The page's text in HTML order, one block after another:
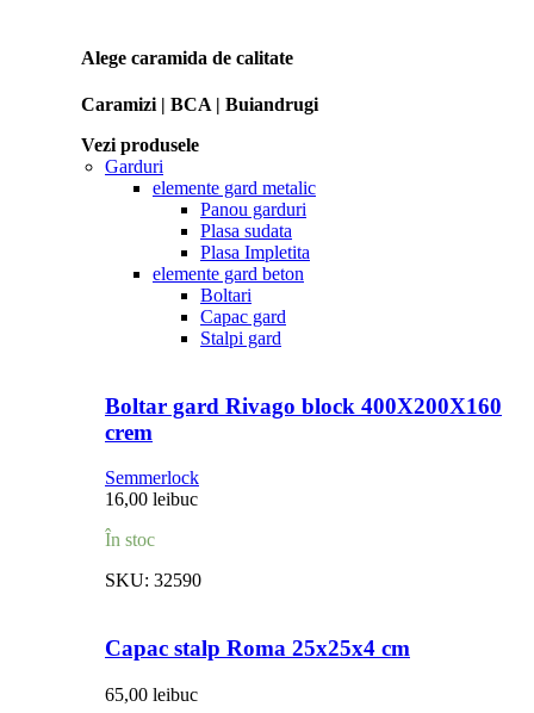
Alege caramida de calitate
Caramizi | BCA | Buiandrugi
Vezi produsele
Garduri
elemente gard metalic
Panou garduri
Plasa sudata
Plasa Impletita
elemente gard beton
Boltari
Capac gard
Stalpi gard
Boltar gard Rivago block 400X200X160
crem
Semmerlock
16,00 leibuc
În stoc
SKU: 32590
Capac stalp Roma 25x25x4 cm
65,00 leibuc